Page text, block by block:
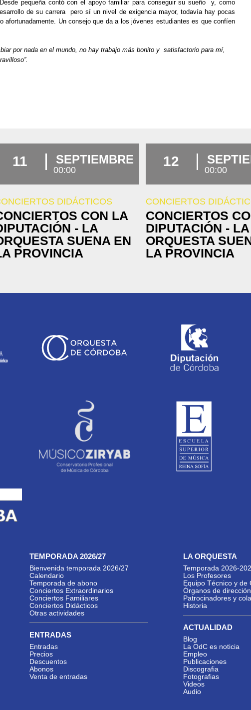
pequeña contó con el apoyo familiar para conseguir su sueño y, como
de su carrera pero sí un nivel de exigencia mayor, todavía hay pocas
afortunadamente. Un consejo que da a los jóvenes estudiantes es que confíen
por nada en el mundo, no hay trabajo más bonito y satisfactorio para mí,
11 SEPTIEMBRE
00:00
DIDÁCTICOS
CON LA
- LA
SUENA EN
PROVINCIA
12
00:00
CONCIERTOS
CONCIERTOS
DIPUTACIÓN - LA
ORQUESTA
LA PROVINCIA
TEMPORADA 2026/27
Bienvenida temporada 2026/27
Calendario
Temporada de abono
Conciertos Extraordinarios
Conciertos Familiares
Conciertos Didácticos
Otras actividades
ENTRADAS
Entradas
Precios
Descuentos
Abonos
Venta de entradas
LA ORQUESTA
Temporada 2026-
Los Profesores
Equipo Técnico y de
Órganos de dirección
Patrocinadores y
Historia
ACTUALIDAD
Blog
La OdC es noticia
Empleo
Publicaciones
Discografia
Fotografias
Videos
Audio